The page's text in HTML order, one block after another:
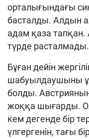
орталығындағы
басталды. Алдын
адам қаза тапқан.
түрде расталмады.
Бұған дейін
шабуылдаушыны
болды.
жоққа шығарды.
кем дегенде бір
үлгергенін, тағы